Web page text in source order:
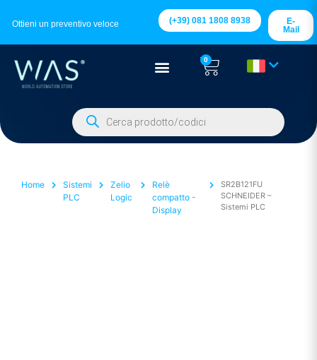
Ottieni un preventivo veloce (+39) 081 1808 8938
E-
Mail
0
Home
Sistemi
PLC
Zelio
Logic
Relè
compatto -
Display
SR2B121FU
SCHNEIDER –
Sistemi PLC